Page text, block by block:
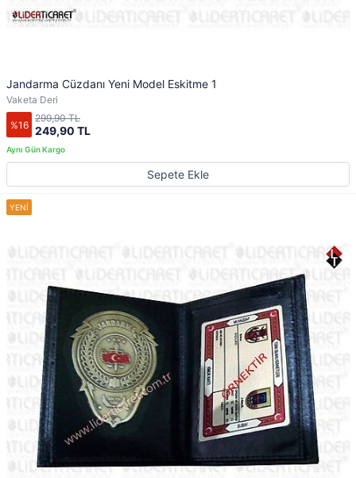
Jandarma Cüzdanı Yeni Model Eskitme 1
Vaketa Deri
%16 249,90 TL
299,90 TL
Sepete Ekle